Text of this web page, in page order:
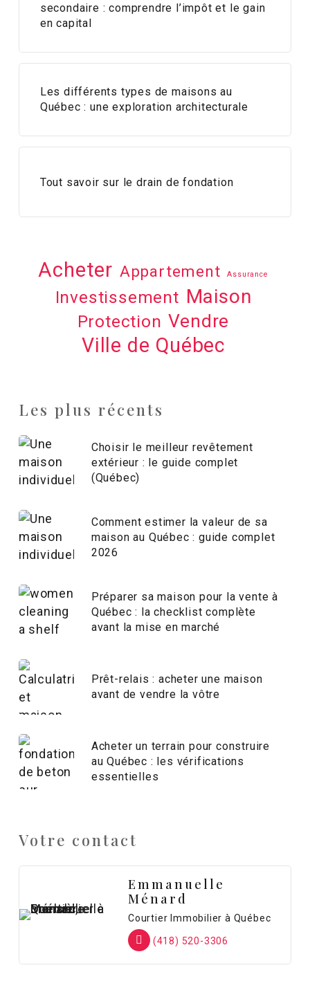
secondaire : comprendre l’impôt et le gain
en capital
Les différents types de maisons au
Québec : une exploration architecturale
Tout savoir sur le drain de fondation
Acheter Appartement Assurance
Investissement Maison
Protection Vendre
Ville de Québec
Les plus récents
Choisir le meilleur revêtement
extérieur : le guide complet
(Québec)
Comment estimer la valeur de sa
maison au Québec : guide complet
2026
Préparer sa maison pour la vente à
Québec : la checklist complète
avant la mise en marché
Prêt-relais : acheter une maison
avant de vendre la vôtre
Acheter un terrain pour construire
au Québec : les vérifications
essentielles
Votre contact
Emmanuelle
Ménard
Courtier Immobilier à Québec
(418) 520-3306